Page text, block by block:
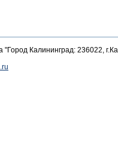
"Город Калининград: 236022,